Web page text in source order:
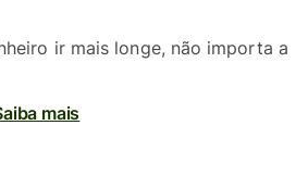
ir mais longe, não importa a
mais